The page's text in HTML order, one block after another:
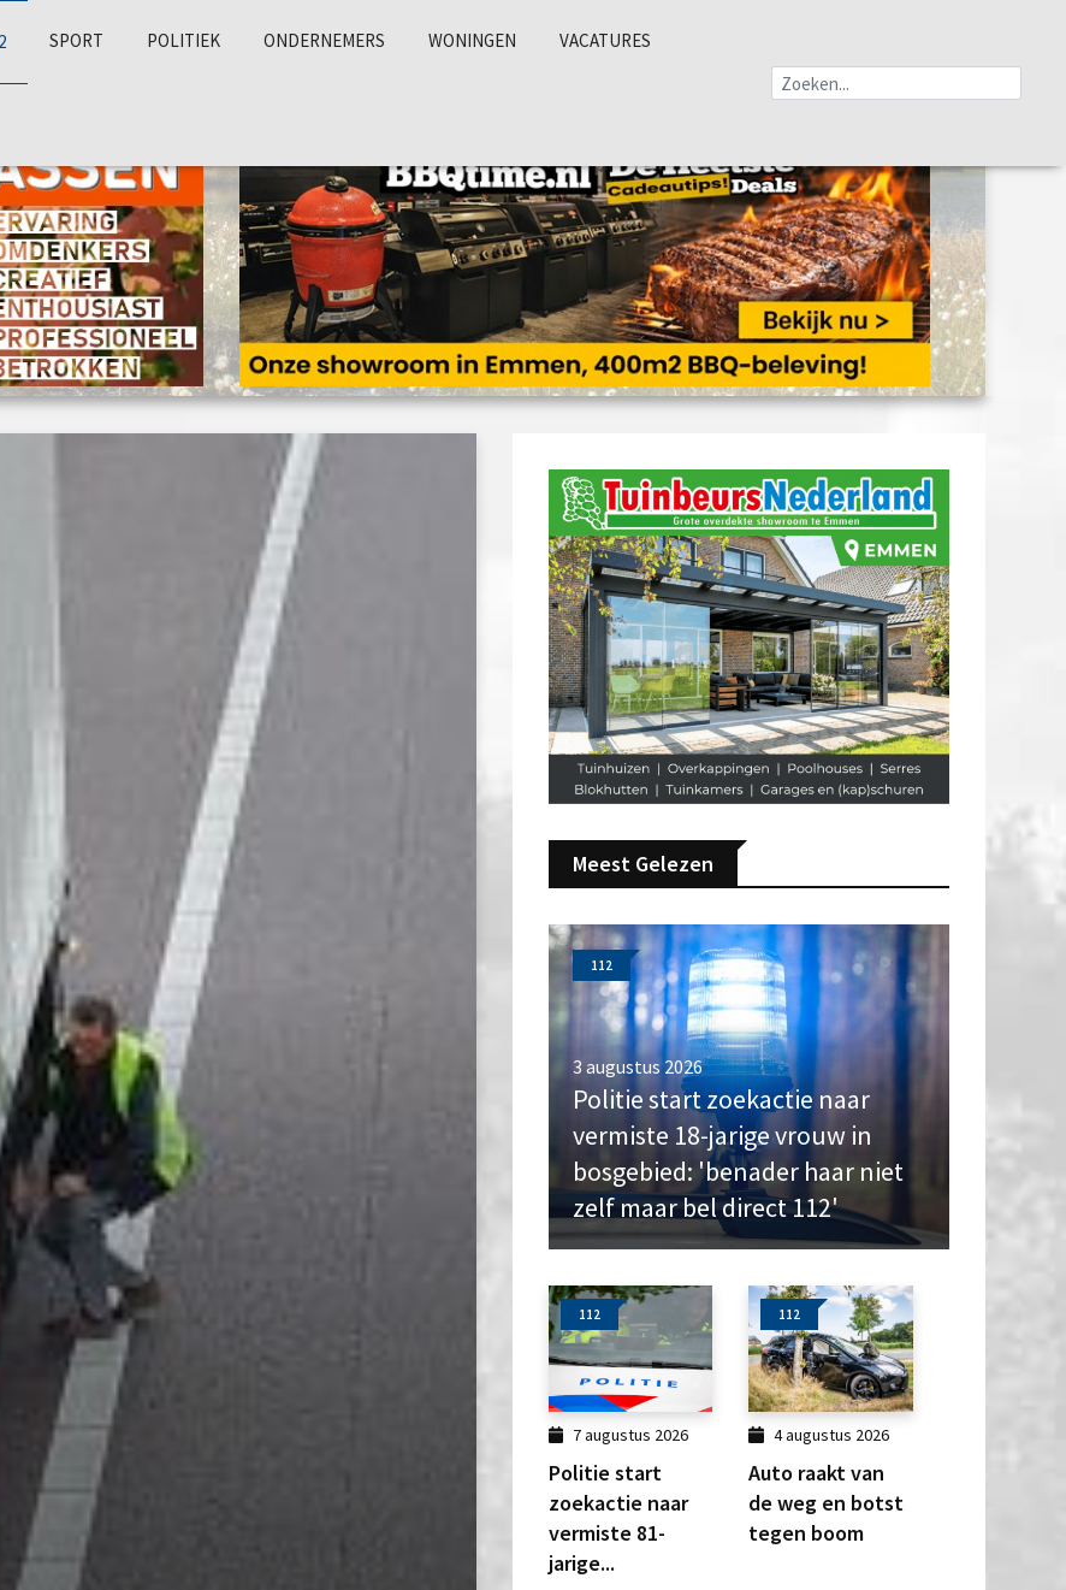
SPORT POLITIEK ONDERNEMERS WONINGEN VACATURES
Meest Gelezen
112
3 augustus 2026
Politie start zoekactie naar
vermiste 18-jarige vrouw in
bosgebied: 'benader haar niet
zelf maar bel direct 112'
112
7 augustus 2026
Politie start
zoekactie naar
vermiste 81-
jarige...
112
4 augustus 2026
Auto raakt van
de weg en botst
tegen boom